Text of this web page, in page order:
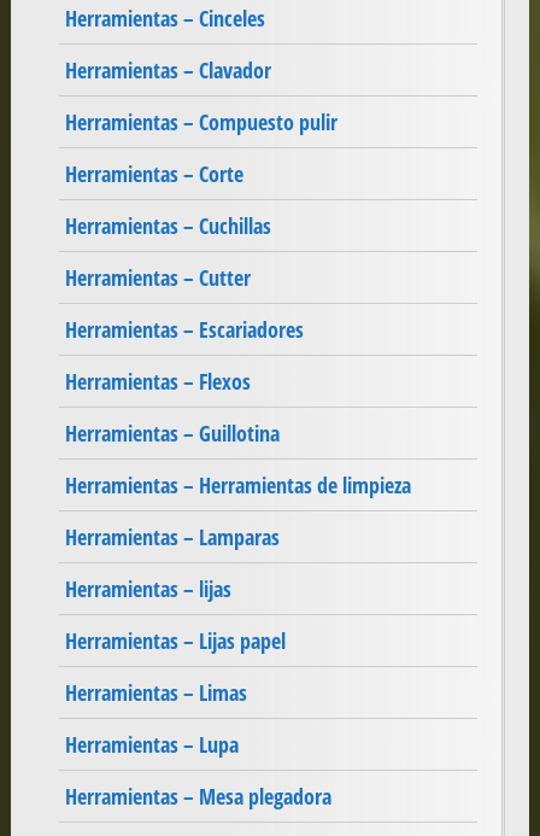
Herramientas – Cinceles
Herramientas – Clavador
Herramientas – Compuesto pulir
Herramientas – Corte
Herramientas – Cuchillas
Herramientas – Cutter
Herramientas – Escariadores
Herramientas – Flexos
Herramientas – Guillotina
Herramientas – Herramientas de limpieza
Herramientas – Lamparas
Herramientas – lijas
Herramientas – Lijas papel
Herramientas – Limas
Herramientas – Lupa
Herramientas – Mesa plegadora